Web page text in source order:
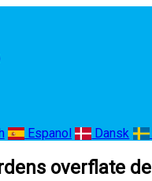
Espanol Dansk
overflate